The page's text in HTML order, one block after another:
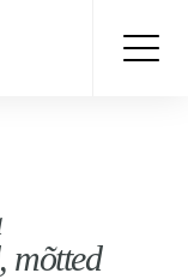
mõtted